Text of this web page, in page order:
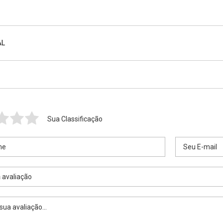
Sua Classificação